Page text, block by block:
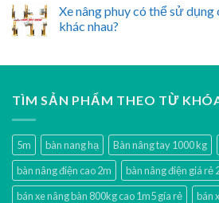
Xe nâng phuy có thể sử
khác nhau?
TÌM SẢN PHẨM THEO TỪ
5m bàn nang hạ Bàn nâng tay 1000 kg
bàn nâng điện cao 2m
bàn nâng điện giá rẻ
bán xe nâng bàn 800kg cao 1m5 gía rẻ
bán